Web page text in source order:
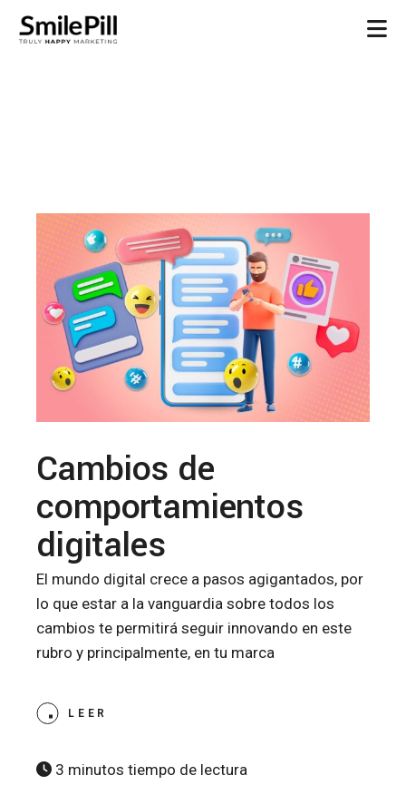
Cambios de
comportamientos
digitales
El mundo digital crece a pasos agigantados, por
lo que estar a la vanguardia sobre todos los
cambios te permitirá seguir innovando en este
rubro y principalmente, en tu marca
LEER
3 minutos tiempo de lectura